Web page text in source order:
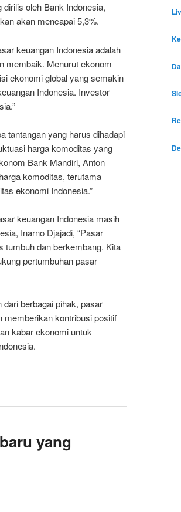
oleh Bank Indonesia,
akan mencapai 5,3%.
keuangan Indonesia adalah
membaik. Menurut ekonom
ekonomi global yang semakin
Indonesia. Investor
tantangan yang harus dihadapi
harga komoditas yang
Bank Mandiri, Anton
komoditas, terutama
ekonomi Indonesia.”
keuangan Indonesia masih
Inarno Djajadi, “Pasar
tumbuh dan berkembang. Kita
pertumbuhan pasar
berbagai pihak, pasar
memberikan kontribusi positif
kabar ekonomi untuk
yang